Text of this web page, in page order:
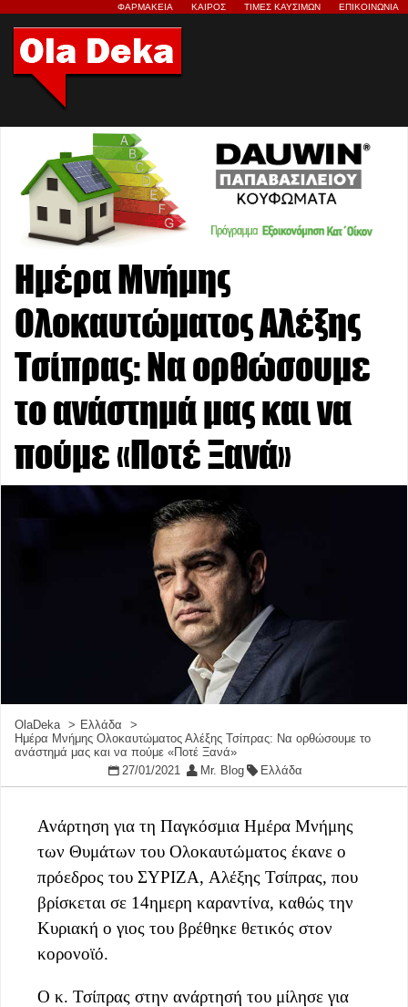
ΦΑΡΜΑΚΕΙΑ ΚΑΙΡΟΣ ΤΙΜΕΣ ΚΑΥΣΙΜΩΝ ΕΠΙΚΟΙΝΩΝΙΑ
Ημέρα Μνήμης
Ολοκαυτώματος Αλέξης
Τσίπρας: Να ορθώσουμε
το ανάστημά μας και να
πούμε «Ποτέ Ξανά»
OlaDeka
Ελλάδα
Ημέρα Μνήμης Ολοκαυτώματος Αλέξης Τσίπρας: Να ορθώσουμε το
ανάστημά μας και να πούμε «Ποτέ Ξανά»
27/01/2021
Mr. Blog Ελλάδα
Ανάρτηση για τη Παγκόσμια Ημέρα Μνήμης
των Θυμάτων του Ολοκαυτώματος έκανε ο
πρόεδρος του ΣΥΡΙΖΑ, Αλέξης Τσίπρας, που
βρίσκεται σε 14ημερη καραντίνα, καθώς την
Κυριακή ο γιος του βρέθηκε θετικός στον
κορονοϊό.
Ο κ. Τσίπρας στην ανάρτησή του μίλησε για